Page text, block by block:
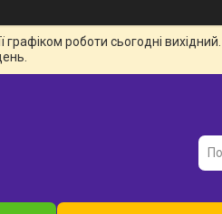
роботи сьогодні